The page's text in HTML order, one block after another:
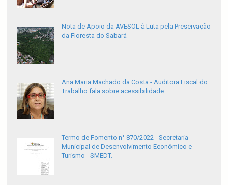
Nota de Apoio da AVESOL à Luta pela Preservação
da Floresta do Sabará
Ana Maria Machado da Costa - Auditora Fiscal do
Trabalho fala sobre acessibilidade
Termo de Fomento n° 870/2022 - Secretaria
Municipal de Desenvolvimento Econômico e
Turismo - SMEDT.